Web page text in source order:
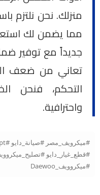
منزلك. نحن نلتزم
مما يضمن لك
جديداً مع توفير
تعاني من ضعف
التحكم، فنحن
واحترافية.
#قطع_غيار_دايو
#ميكروويف_Daewoo